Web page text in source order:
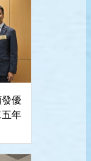
優
年